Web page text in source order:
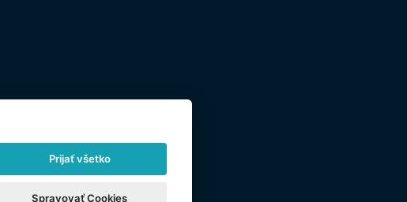
Prijať všetko
Spravovať Cookies